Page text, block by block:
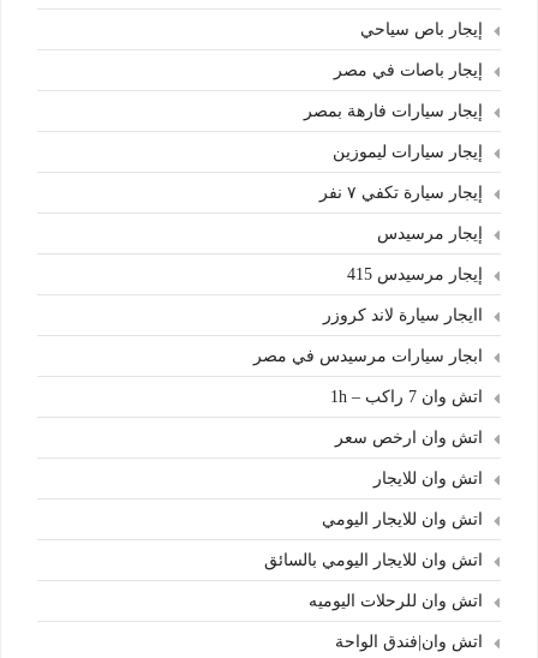
إيجار باص سياحي
إيجار باصات في مصر
إيجار سيارات فارهة بمصر
إيجار سيارات ليموزين
إيجار سيارة تكفي ٧ نفر
إيجار مرسيدس
إيجار مرسيدس 415
اايجار سيارة لاند كروزر
ابجار سيارات مرسيدس في مصر
اتش وان 7 راكب – 1h
اتش وان ارخص سعر
اتش وان للايجار
اتش وان للايجار اليومي
اتش وان للايجار اليومي بالسائق
اتش وان للرحلات اليوميه
اتش وان|فندق الواحة